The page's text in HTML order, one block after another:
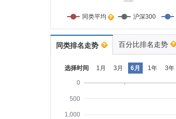
同类平均 沪深300
同类排名走势 百分比排名走势
选择时间 1月 3月 6月 1年 3年
0
500
1,000